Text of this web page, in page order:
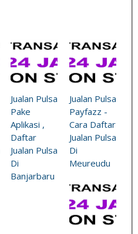
Jualan Pulsa
Pake
Aplikasi ,
Daftar
Jualan Pulsa
Di
Banjarbaru
Jualan Pulsa
Payfazz -
Cara Daftar
Jualan Pulsa
Di
Meureudu